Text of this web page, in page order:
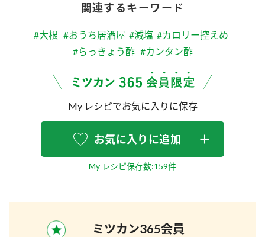
関連するキーワード
#大根 #おうち居酒屋 #減塩 #カロリー控えめ
#らっきょう酢 #カンタン酢
My レシピでお気に入りに保存
お気に入りに追加
My レシピ保存数:159件
ミツカン365会員